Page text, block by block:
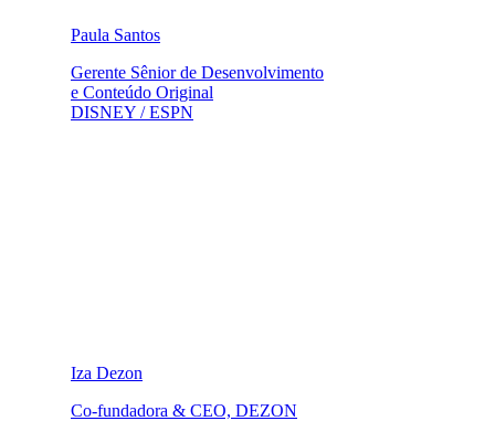
Paula Santos
Gerente Sênior de Desenvolvimento
e Conteúdo Original
DISNEY / ESPN
Iza Dezon
Co-fundadora & CEO, DEZON